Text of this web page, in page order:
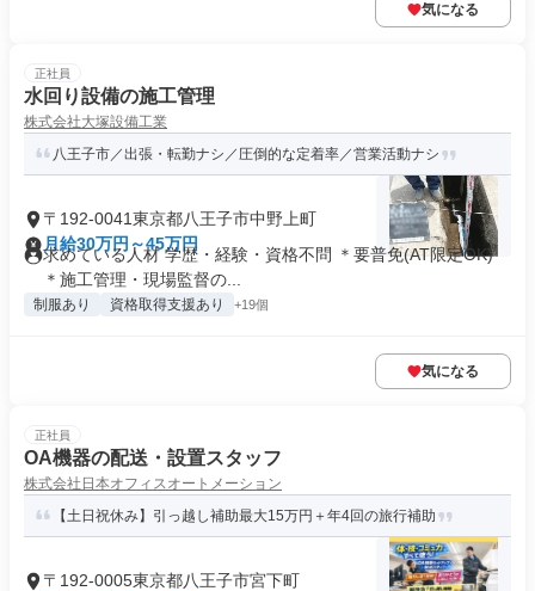
気になる
正社員
水回り設備の施工管理
株式会社大塚設備工業
八王子市／出張・転勤ナシ／圧倒的な定着率／営業活動ナシ
〒192-0041東京都八王子市中野上町
月給30万円～45万円
求めている人材 学歴・経験・資格不問 ＊要普免(AT限定OK)
＊施工管理・現場監督の...
制服あり 資格取得支援あり +19個
気になる
正社員
OA機器の配送・設置スタッフ
株式会社日本オフィスオートメーション
【土日祝休み】引っ越し補助最大15万円＋年4回の旅行補助
〒192-0005東京都八王子市宮下町